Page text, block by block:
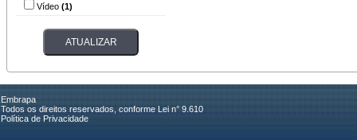
Vídeo (1)
Embrapa
Todos os direitos reservados, conforme Lei n° 9.610
Política de Privacidade